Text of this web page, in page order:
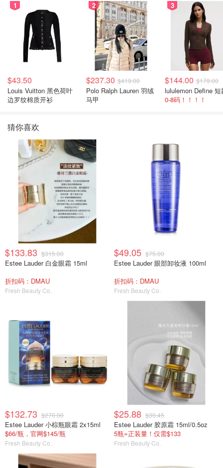
1
$43.50
Louis Vuitton 黑色荷叶
边罗纹棉质开衫
2
$237.30 $419.00
Polo Ralph Lauren 羽绒
马甲
3
$144.00 $179.00
0-8码！！！！
猜你喜欢
$133.83 $315.00
Estee Lauder 白金眼霜 15ml
折扣码：DMAU
Fresh Beauty Co.
$49.05 $75.00
Estee Lauder 眼部卸妆液 100ml
折扣码：DMAU
Fresh Beauty Co.
$132.73 $270.00
Estee Lauder 小棕瓶眼霜 2x15ml
$66/瓶，官网$145/瓶
Fresh Beauty Co.
$25.88 $30.45
Estee Lauder 胶原霜 15ml/0.5oz
5瓶=正装量！仅需$133
Fresh Beauty Co.